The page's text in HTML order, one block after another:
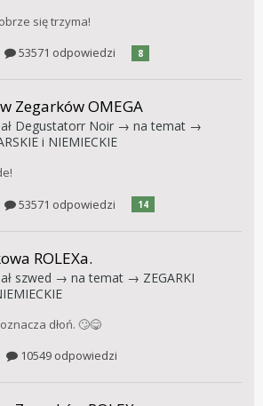
się trzyma!
53571 odpowiedzi 8
Zegarków OMEGA
Degustatorr Noir → na temat →
i NIEMIECKIE
53571 odpowiedzi 14
ROLEXa.
szwed → na temat → ZEGARKI
dłoń. 🙄😋
10549 odpowiedzi